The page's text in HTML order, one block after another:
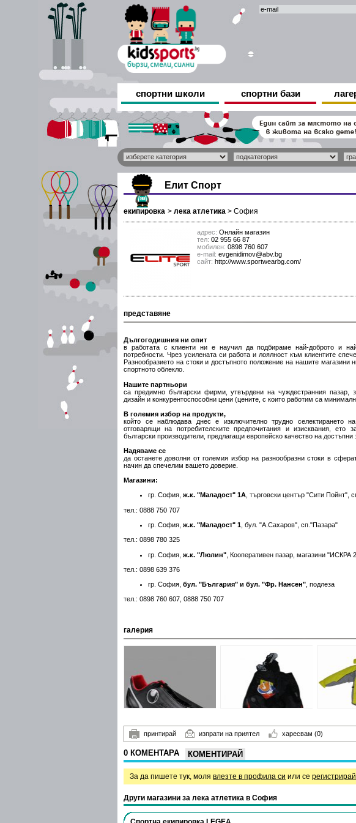
спортни школи спортни бази
Елит Спорт
екипировка > лека атлетика > София
адрес: Онлайн магазин
тел: 02 955 66 87
мобилен: 0898 760 607
е-mail: evgenidimov@abv.bg
сайт: http://www.sportwearbg.com/
представяне
Дългогодишния ни опит
в работата с клиенти ни е научил да подбираме най-доброто и
потребности. Чрез усилената си работа и лоялност към клиентите
Разнообразието на стоки и достъпното положение на нашите магазини
спортното облекло.
Нашите партньори
са предимно български фирми, утвърдени на чуждестранния пазар,
дизайн и конкурентоспособни цени (цените, с които работим са
В големия избор на продукти,
който се наблюдава днес е изключително трудно селектирането
отговарящи на потребителските предпочитания и изисквания,
български производители, предлагащи европейско качество на достъпни
Надяваме се
да останете доволни от големия избор на разнообразни стоки в
начин да спечелим вашето доверие.
Магазини:
гр. София, ж.к. "Маладост" 1А , търговски център "Сити Пойнт",
тел.: 0888 750 707
гр. София, ж.к. "Маладост" 1 , бул. "А.Сахаров", сп."Пазара"
тел.: 0898 780 325
гр. София, ж.к. "Люлин" , Кооперативен пазар, магазини "ИСКРА
тел.: 0898 639 376
гр. София, бул. "България" и бул. "Фр. Нансен" , подлеза
тел.: 0898 760 607, 0888 750 707
галерия
принтирай изпрати на приятел харесвам (0)
0 КОМЕНТАРА КОМЕНТИРАЙ
За да пишете тук, моля влезте в профила си или се
Други магазини за лека атлетика в София